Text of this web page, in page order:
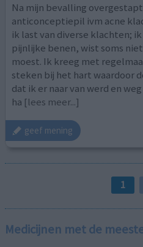
Na mijn bevalling
anticonceptiepil ivm acne
ik last van diverse klachten;
pijnlijke benen, wist soms
moest. Ik kreeg met
steken bij het hart waardoor
dat ik er naar van werd en
ha [lees meer...]
geef mening
1
Medicijnen met de